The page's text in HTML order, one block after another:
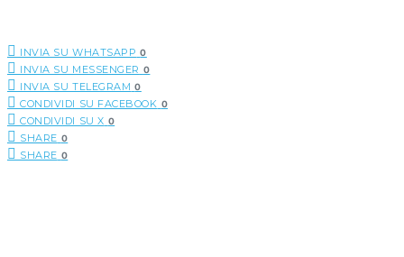
INVIA SU WHATSAPP 0
INVIA SU MESSENGER 0
INVIA SU TELEGRAM 0
CONDIVIDI SU FACEBOOK 0
CONDIVIDI SU X 0
SHARE 0
SHARE 0